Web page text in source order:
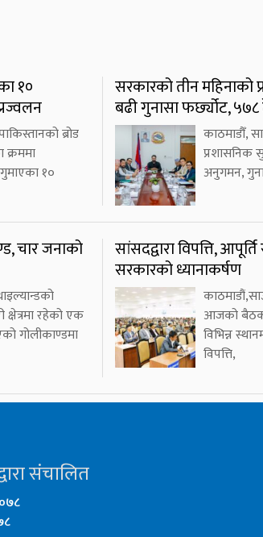
१०
ब्रोड
१०
सरकारको तीन महिनाको
बढी गुनासा फर्छ्योट,
काठमाडौँ,
प्रशासनिक
अनुगमन,
चार जनाको
क्षेत्रमा रहेको एक
गोलीकाण्डमा
सांसदद्वारा विपत्ति,
सरकारको ध्यानाकर्षण
आजको
विभिन्न
विपत्ति,
संचालित